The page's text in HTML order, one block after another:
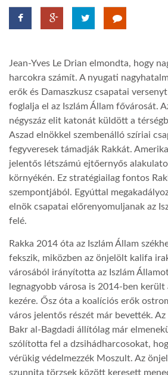
HÍR3D
GLOBOTV
AFRIKA TUDÁSTÁR
A NAP SZÉPE
LINKTR.EE
GLOBOZSARU
LATIMO.HU
GLOBOBOOK
Jean-Yves Le Drian elmondta, hogy
harcokra számít. A nyugati
erők és Damaszkusz csapatai
foglalja el az Iszlám Állam fővárosát.
négyszáz elit katonát küldött a
Aszad elnökkel szembenálló szíriai
fegyveresek támadják Rakkát.
jelentős létszámú ejtőernyős
környékén. Ez stratégiailag fontos
szempontjából. Egyúttal
elnök csapatai előrenyomuljanak az
felé.
Rakka 2014 óta az Iszlám Állam
fekszik, miközben az önjelölt kalifa
városából irányította az Iszlám
legnagyobb városa is 2014-ben
kezére. Ősz óta a koalíciós erők
város jelentős részét már bevették.
Bakr al-Bagdadi állítólag már
szólította fel a dzsihádharcosokat,
vérükig védelmezzék Moszult. Az
szunnita törzsek között keresett